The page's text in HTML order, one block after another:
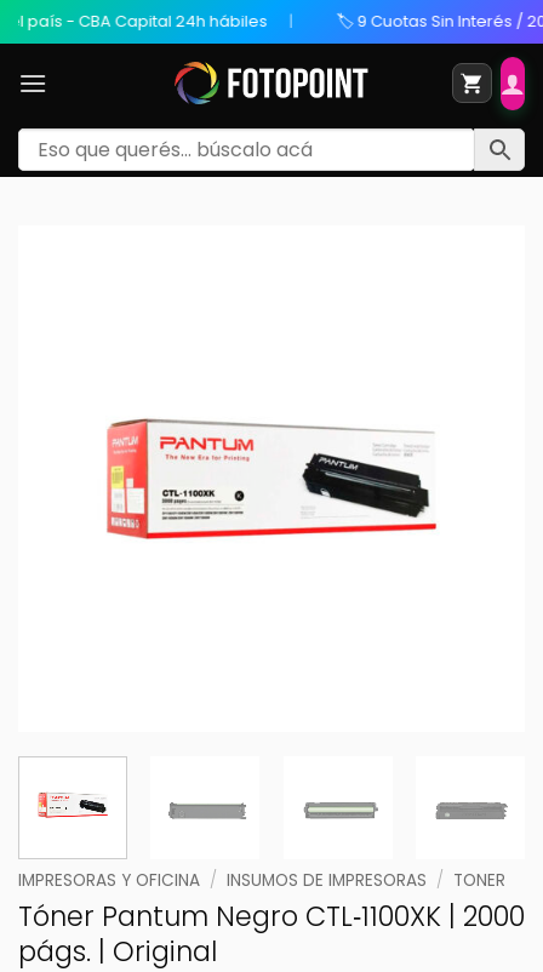
- CBA Capital 24h hábiles 🏷️ 9 Cuotas Sin Interés / 20%
IMPRESORAS Y OFICINA / INSUMOS DE IMPRESORAS / TONER
Tóner Pantum Negro CTL‑1100XK | 2000
págs. | Original